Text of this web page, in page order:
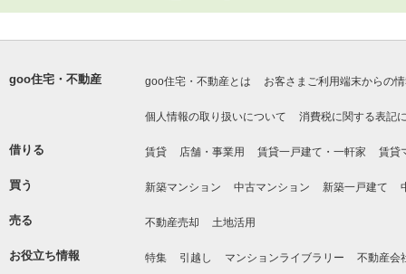
goo住宅・不動産 goo住宅・不動産とは お客さまご利用端末からの
個人情報の取り扱いについて 消費税に関する表記
借りる 賃貸 店舗・事業用 賃貸一戸建て・一軒家 賃貸
買う 新築マンション 中古マンション 新築一戸建て
売る 不動産売却 土地活用
お役立ち情報 特集 引越し マンションライブラリー 不動産会